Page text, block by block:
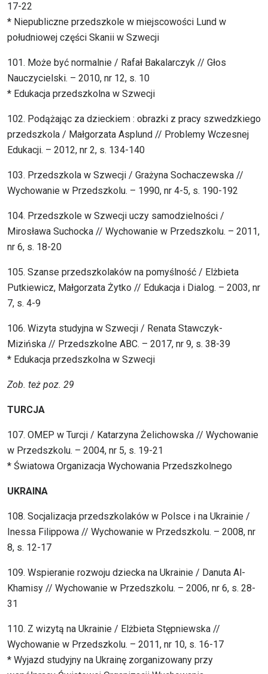
17-22
* Niepubliczne przedszkole w miejscowości Lund w
południowej części Skanii w Szwecji
101. Może być normalnie / Rafał Bakalarczyk // Głos
Nauczycielski. – 2010, nr 12, s. 10
* Edukacja przedszkolna w Szwecji
102. Podążając za dzieckiem : obrazki z pracy szwedzkiego
przedszkola / Małgorzata Asplund // Problemy Wczesnej
Edukacji. – 2012, nr 2, s. 134-140
103. Przedszkola w Szwecji / Grażyna Sochaczewska //
Wychowanie w Przedszkolu. – 1990, nr 4-5, s. 190-192
104. Przedszkole w Szwecji uczy samodzielności /
Mirosława Suchocka // Wychowanie w Przedszkolu. – 2011,
nr 6, s. 18-20
105. Szanse przedszkolaków na pomyślność / Elżbieta
Putkiewicz, Małgorzata Żytko // Edukacja i Dialog. – 2003, nr
7, s. 4-9
106. Wizyta studyjna w Szwecji / Renata Stawczyk-
Mizińska // Przedszkolne ABC. – 2017, nr 9, s. 38-39
* Edukacja przedszkolna w Szwecji
Zob. też poz. 29
TURCJA
107. OMEP w Turcji / Katarzyna Żelichowska // Wychowanie
w Przedszkolu. – 2004, nr 5, s. 19-21
* Światowa Organizacja Wychowania Przedszkolnego
UKRAINA
108. Socjalizacja przedszkolaków w Polsce i na Ukrainie /
Inessa Filippowa // Wychowanie w Przedszkolu. – 2008, nr
8, s. 12-17
109. Wspieranie rozwoju dziecka na Ukrainie / Danuta Al-
Khamisy // Wychowanie w Przedszkolu. – 2006, nr 6, s. 28-
31
110. Z wizytą na Ukrainie / Elżbieta Stępniewska //
Wychowanie w Przedszkolu. – 2011, nr 10, s. 16-17
* Wyjazd studyjny na Ukrainę zorganizowany przy